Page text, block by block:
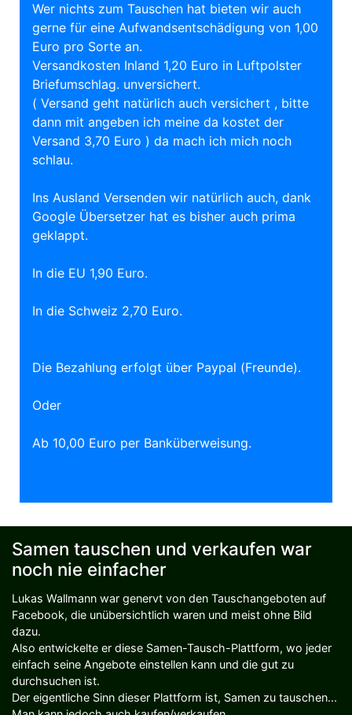
Wer nichts zum Tauschen hat bieten wir auch
gerne für eine Aufwandsentschädigung von 1,00
Euro pro Sorte an.
Versandkosten Inland 1,20 Euro in Luftpolster
Briefumschlag. unversichert.
( Versand geht natürlich auch versichert , bitte
dann mit angeben ich meine da kostet der
Versand 3,70 Euro ) da mach ich mich noch
schlau.
Ins Ausland Versenden wir natürlich auch, dank
Google Übersetzer hat es bisher auch prima
geklappt.
In die EU 1,90 Euro.
In die Schweiz 2,70 Euro.
Die Bezahlung erfolgt über Paypal (Freunde).
Oder
Ab 10,00 Euro per Banküberweisung.
Samen tauschen und verkaufen war
noch nie einfacher
Lukas Wallmann war genervt von den Tauschangeboten auf
Facebook, die unübersichtlich waren und meist ohne Bild
dazu.
Also entwickelte er diese Samen-Tausch-Plattform, wo jeder
einfach seine Angebote einstellen kann und die gut zu
durchsuchen ist.
Der eigentliche Sinn dieser Plattform ist, Samen zu tauschen...